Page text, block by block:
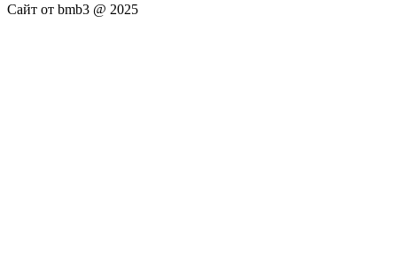
Сайт от bmb3 @ 2025